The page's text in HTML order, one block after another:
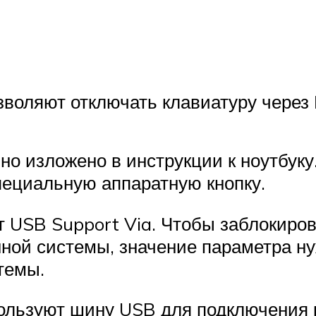
отключать клавиатуру
изложено в инструкции к
аппаратную кнопку.
Support Via. Чтобы
системы, значение параметра
шину USB для